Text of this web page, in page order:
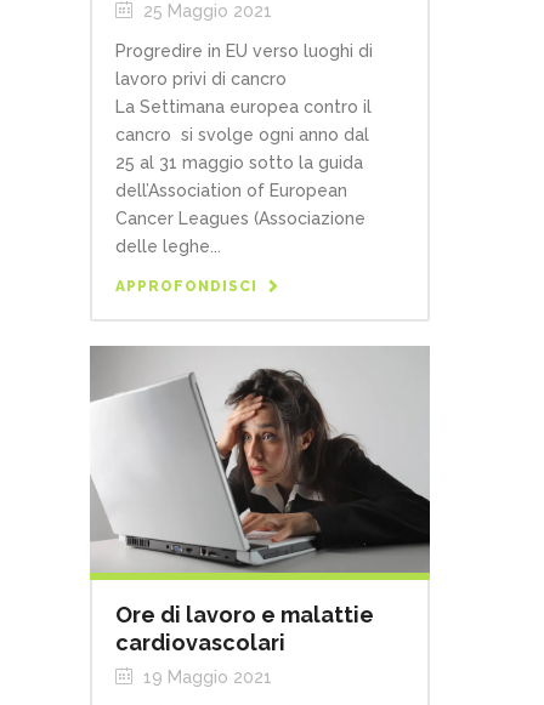
25 Maggio 2021
Progredire in EU verso luoghi di
lavoro privi di cancro
La Settimana europea contro il
cancro si svolge ogni anno dal
25 al 31 maggio sotto la guida
dell’Association of European
Cancer Leagues (Associazione
delle leghe...
APPROFONDISCI
Ore di lavoro e malattie
cardiovascolari
19 Maggio 2021